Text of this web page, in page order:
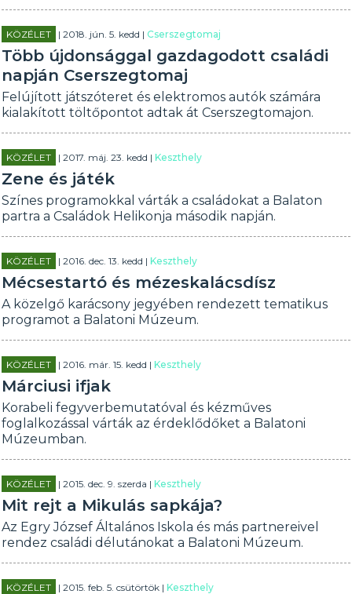
KÖZÉLET | 2018. jún. 5. kedd |Cserszegtomaj
Több újdonsággal gazdagodott családi
napján Cserszegtomaj
Felújított játszóteret és elektromos autók számára
kialakított töltőpontot adtak át Cserszegtomajon.
KÖZÉLET | 2017. máj. 23. kedd |Keszthely
Zene és játék
Színes programokkal várták a családokat a Balaton
partra a Családok Helikonja második napján.
KÖZÉLET | 2016. dec. 13. kedd |Keszthely
Mécsestartó és mézeskalácsdísz
A közelgő karácsony jegyében rendezett tematikus
programot a Balatoni Múzeum.
KÖZÉLET | 2016. már. 15. kedd |Keszthely
Márciusi ifjak
Korabeli fegyverbemutatóval és kézműves
foglalkozással várták az érdeklődőket a Balatoni
Múzeumban.
KÖZÉLET | 2015. dec. 9. szerda |Keszthely
Mit rejt a Mikulás sapkája?
Az Egry József Általános Iskola és más partnereivel
rendez családi délutánokat a Balatoni Múzeum.
KÖZÉLET | 2015. feb. 5. csütörtök |Keszthely